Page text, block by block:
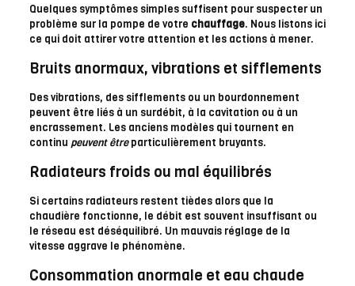
Quelques symptômes simples suffisent pour suspecter un
problème sur la pompe de votre chauffage. Nous listons ici
ce qui doit attirer votre attention et les actions à mener.
Bruits anormaux, vibrations et sifflements
Des vibrations, des sifflements ou un bourdonnement
peuvent être liés à un surdébit, à la cavitation ou à un
encrassement. Les anciens modèles qui tournent en
continu peuvent êtreparticulièrement bruyants.
Radiateurs froids ou mal équilibrés
Si certains radiateurs restent tièdes alors que la
chaudière fonctionne, le débit est souvent insuffisant ou
le réseau est déséquilibré. Un mauvais réglage de la
vitesse aggrave le phénomène.
Consommation anormale et eau chaude